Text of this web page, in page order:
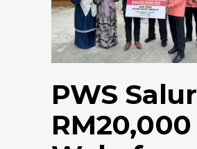
PWS Salur
RM20,000